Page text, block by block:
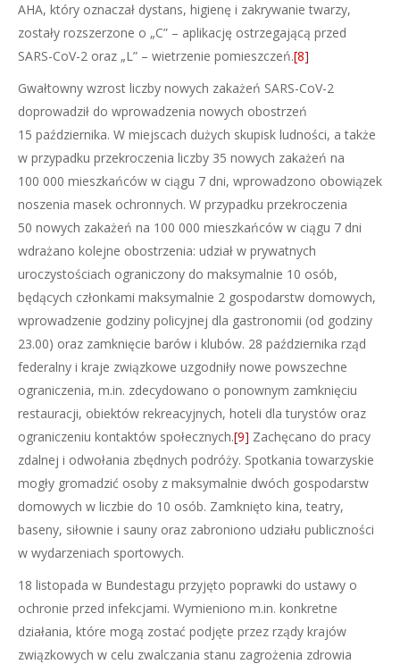
AHA, który oznaczał dystans, higienę i zakrywanie twarzy,
zostały rozszerzone o „C” – aplikację ostrzegającą przed
SARS-CoV-2 oraz „L” – wietrzenie pomieszczeń.[8]
Gwałtowny wzrost liczby nowych zakażeń SARS-CoV-2
doprowadził do wprowadzenia nowych obostrzeń
15 października. W miejscach dużych skupisk ludności, a także
w przypadku przekroczenia liczby 35 nowych zakażeń na
100 000 mieszkańców w ciągu 7 dni, wprowadzono obowiązek
noszenia masek ochronnych. W przypadku przekroczenia
50 nowych zakażeń na 100 000 mieszkańców w ciągu 7 dni
wdrażano kolejne obostrzenia: udział w prywatnych
uroczystościach ograniczony do maksymalnie 10 osób,
będących członkami maksymalnie 2 gospodarstw domowych,
wprowadzenie godziny policyjnej dla gastronomii (od godziny
23.00) oraz zamknięcie barów i klubów. 28 października rząd
federalny i kraje związkowe uzgodniły nowe powszechne
ograniczenia, m.in. zdecydowano o ponownym zamknięciu
restauracji, obiektów rekreacyjnych, hoteli dla turystów oraz
ograniczeniu kontaktów społecznych.[9] Zachęcano do pracy
zdalnej i odwołania zbędnych podróży. Spotkania towarzyskie
mogły gromadzić osoby z maksymalnie dwóch gospodarstw
domowych w liczbie do 10 osób. Zamknięto kina, teatry,
baseny, siłownie i sauny oraz zabroniono udziału publiczności
w wydarzeniach sportowych.
18 listopada w Bundestagu przyjęto poprawki do ustawy o
ochronie przed infekcjami. Wymieniono m.in. konkretne
działania, które mogą zostać podjęte przez rządy krajów
związkowych w celu zwalczania stanu zagrożenia zdrowia